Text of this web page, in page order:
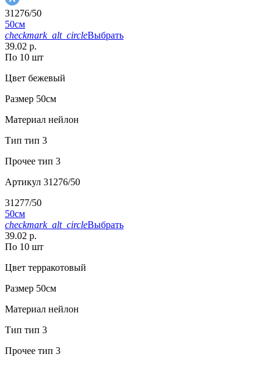
31276/50
50см
checkmark_alt_circleВыбрать
39.02 р.
По 10 шт
Цвет бежевый
Размер 50см
Материал нейлон
Тип тип 3
Прочее тип 3
Артикул 31276/50
31277/50
50см
checkmark_alt_circleВыбрать
39.02 р.
По 10 шт
Цвет терракотовый
Размер 50см
Материал нейлон
Тип тип 3
Прочее тип 3